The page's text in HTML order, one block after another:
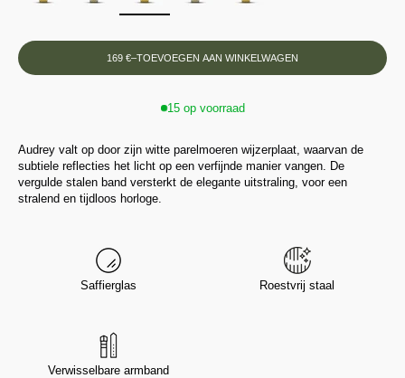
169 €–TOEVOEGEN AAN WINKELWAGEN
15 op voorraad
Audrey valt op door zijn witte parelmoeren wijzerplaat, waarvan de
subtiele reflecties het licht op een verfijnde manier vangen. De
vergulde stalen band versterkt de elegante uitstraling, voor een
stralend en tijdloos horloge.
Saffierglas Roestvrij staal
Verwisselbare armband